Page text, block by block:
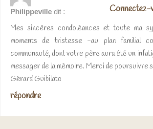
Philippeville dit :
Mes sincères condoléances et toute ma
moments de tristesse -au plan familial
communauté, dont votre père aura été un
messager de la mémoire. Merci de poursuivre
Gérard Guibilato
Connectez-
répondre